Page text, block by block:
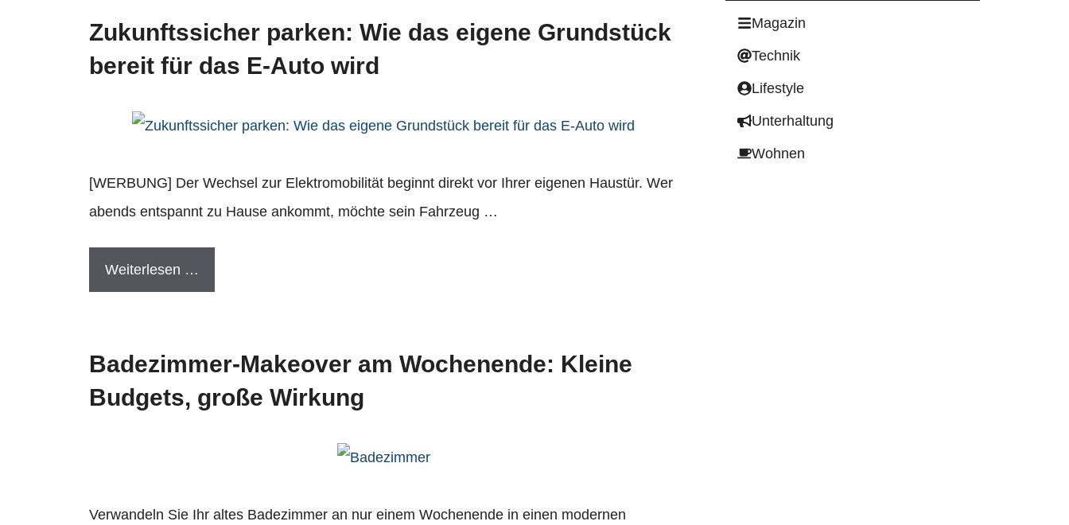
Zukunftssicher parken: Wie das eigene Grundstück
bereit für das E-Auto wird
[WERBUNG] Der Wechsel zur Elektromobilität beginnt direkt vor Ihrer eigenen Haustür. Wer
abends entspannt zu Hause ankommt, möchte sein Fahrzeug …
Weiterlesen …
Badezimmer-Makeover am Wochenende: Kleine
Budgets, große Wirkung
Verwandeln Sie Ihr altes Badezimmer an nur einem Wochenende in einen modernen
Magazin
Technik
Lifestyle
Unterhaltung
Wohnen